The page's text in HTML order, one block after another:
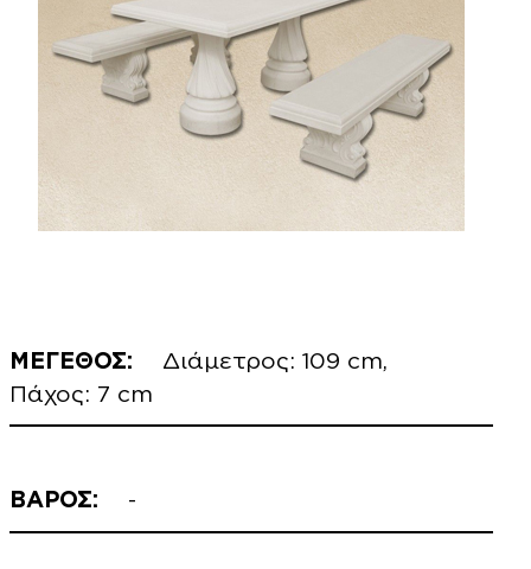
ΜΕΓΕΘΟΣ:
Διάμετρος: 109 cm,
Πάχος: 7 cm
ΒΑΡΟΣ: -